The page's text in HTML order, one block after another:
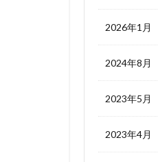
2026年1月
2024年8月
2023年5月
2023年4月